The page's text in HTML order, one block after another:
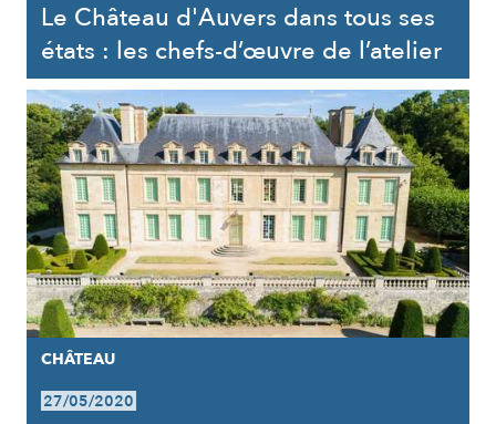
Le Château d'Auvers dans tous ses
états : les chefs-d’œuvre de l’atelier
CHÂTEAU
27/05/2020